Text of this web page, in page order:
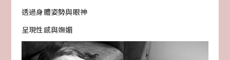
透過身體姿勢與眼神
呈現性感與嫵媚